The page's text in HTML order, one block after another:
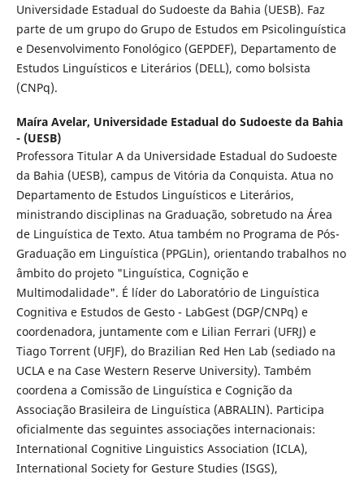
Universidade Estadual do Sudoeste da Bahia (UESB). Faz
parte de um grupo do Grupo de Estudos em Psicolinguística
e Desenvolvimento Fonológico (GEPDEF), Departamento de
Estudos Linguísticos e Literários (DELL), como bolsista
(CNPq).
Maíra Avelar, Universidade Estadual do Sudoeste da Bahia
- (UESB)
Professora Titular A da Universidade Estadual do Sudoeste
da Bahia (UESB), campus de Vitória da Conquista. Atua no
Departamento de Estudos Linguísticos e Literários,
ministrando disciplinas na Graduação, sobretudo na Área
de Linguística de Texto. Atua também no Programa de Pós-
Graduação em Linguística (PPGLin), orientando trabalhos no
âmbito do projeto "Linguística, Cognição e
Multimodalidade". É líder do Laboratório de Linguística
Cognitiva e Estudos de Gesto - LabGest (DGP/CNPq) e
coordenadora, juntamente com e Lilian Ferrari (UFRJ) e
Tiago Torrent (UFJF), do Brazilian Red Hen Lab (sediado na
UCLA e na Case Western Reserve University). Também
coordena a Comissão de Linguística e Cognição da
Associação Brasileira de Linguística (ABRALIN). Participa
oficialmente das seguintes associações internacionais:
International Cognitive Linguistics Association (ICLA),
International Society for Gesture Studies (ISGS),